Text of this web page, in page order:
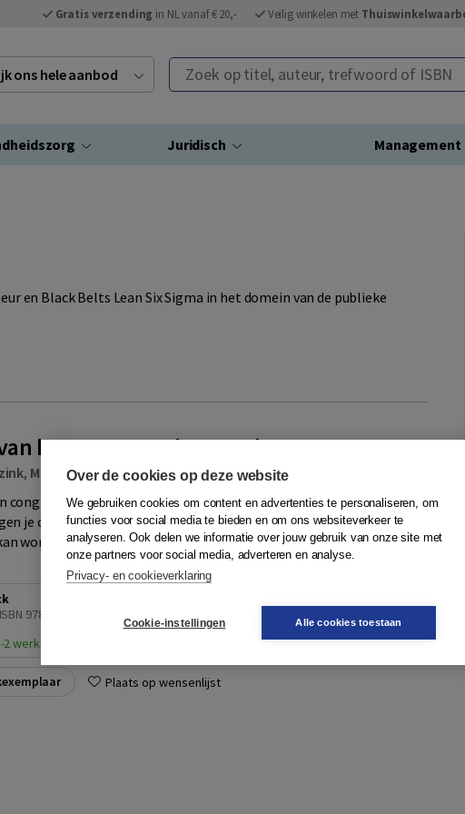
Gratis verzending in NL vanaf € 20,- Veilig winkelen met
ons hele aanbod Zoek op titel, auteur, trefwoord of ISBN
Juridisch Management
en Black Belts Lean Six Sigma in het domein van de publieke
hype naar verbetercultuur
, Manon Diepenmaat,Paul van Tiel,Erik Ruijters
congres over managementtechnieken en termen als lean, agile en
je om de oren. Het lijken wondermiddelen waarmee elk probleem
worden. Hebben we te maken met hyp...Meer
9789462761629
werkdagen
36,50 − In winkelwagen
Plaats op wensenlijst
Over de cookies op deze website
We gebruiken cookies om content en advertenties te personaliseren, om
functies voor social media te bieden en om ons websiteverkeer te
analyseren. Ook delen we informatie over jouw gebruik van onze site met
onze partners voor social media, adverteren en analyse.
Privacy- en cookieverklaring
Cookie-instellingen Alle cookies toestaan